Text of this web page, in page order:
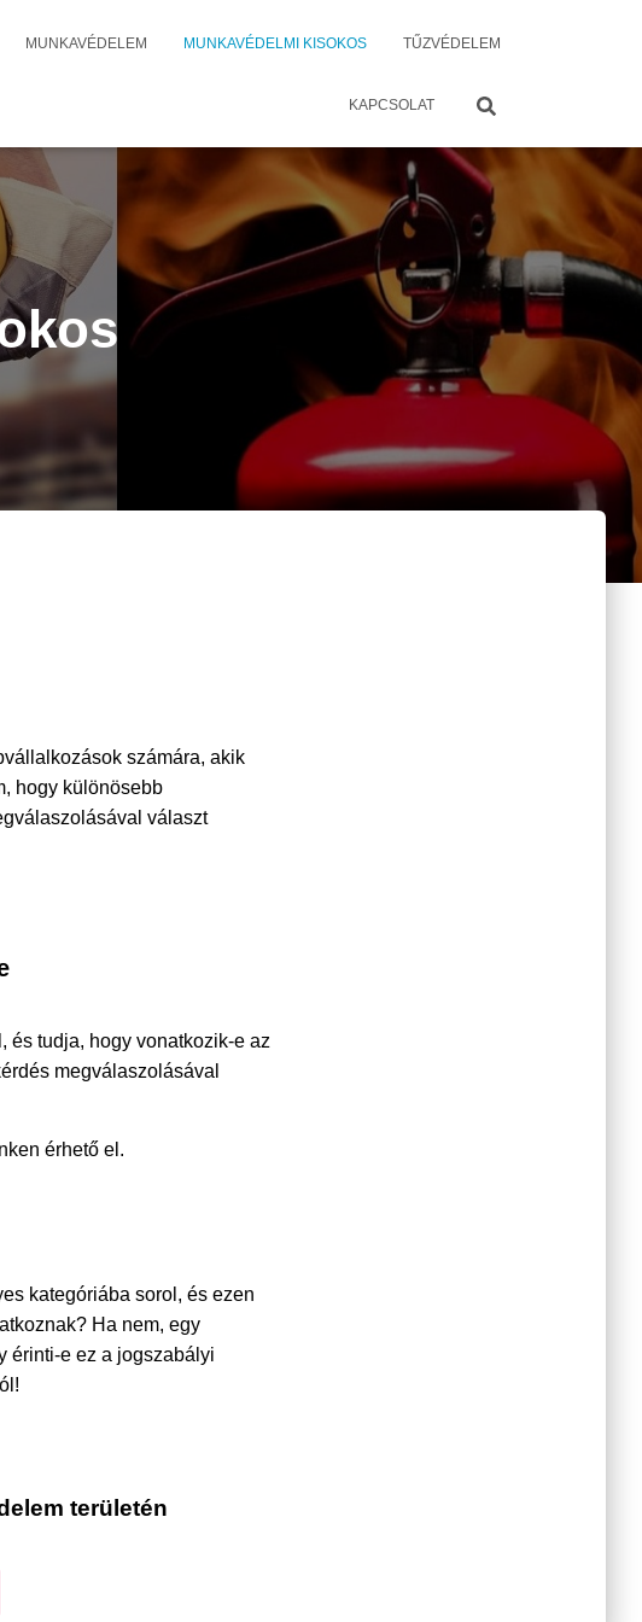
MUNKAVÉDELEM MUNKAVÉDELMI KISOKOS TŰZVÉDELEM
KAPCSOLAT
számára, akik
hogy különösebb
választ
és tudja, hogy vonatkozik-e az
megválaszolásával
érhető el.
kategóriába sorol, és ezen
Ha nem, egy
érinti-e ez a jogszabályi
területén